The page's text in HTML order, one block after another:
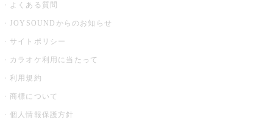
よくある質問
JOYSOUNDからのお知らせ
サイトポリシー
カラオケ利用に当たって
利用規約
商標について
個人情報保護方針